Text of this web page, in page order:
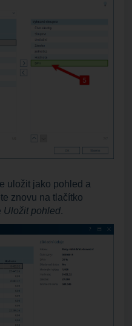
uložit jako pohled a
znovu na tlačítko
Uložit pohled.